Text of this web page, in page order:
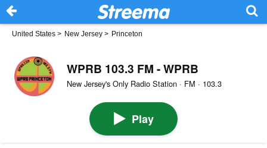
United States > New Jersey > Princeton
WPRB 103.3 FM - WPRB
New Jersey's Only Radio Station · FM · 103.3
Play